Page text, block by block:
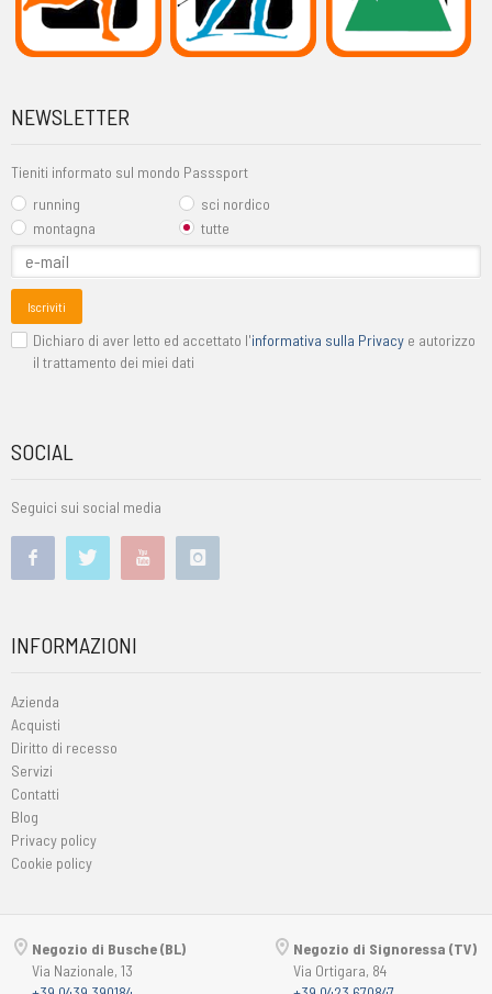
NEWSLETTER
Tieniti informato sul mondo Passsport
running
sci nordico
montagna
tutte
Iscriviti
Dichiaro di aver letto ed accettato l'informativa sulla Privacy e autorizzo
il trattamento dei miei dati
SOCIAL
Seguici sui social media
INFORMAZIONI
Azienda
Acquisti
Diritto di recesso
Servizi
Contatti
Blog
Privacy policy
Cookie policy
Negozio di Busche (BL)
Via Nazionale, 13
Negozio di Signoressa (TV)
Via Ortigara, 84